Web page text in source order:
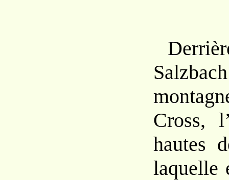
Cross,
hautes
laquelle